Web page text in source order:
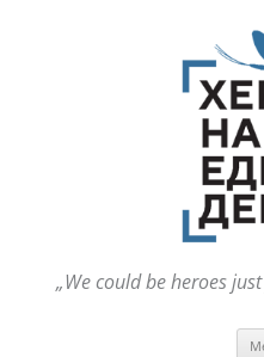
„We could be heroes